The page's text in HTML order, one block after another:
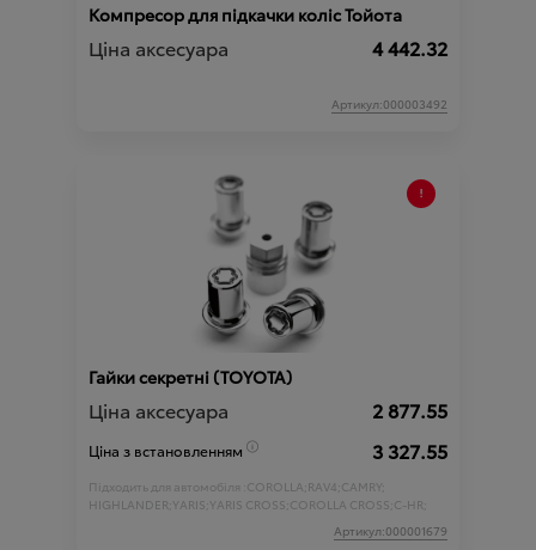
Компресор для підкачки коліс Тойота
Ціна аксесуара 4 442.32
Артикул:000003492
Гайки секретні (ТOYOTA)
Ціна аксесуара 2 877.55
Ціна з встановленням 3 327.55
Підходить для автомобіля :COROLLA;RAV4;CAMRY;
HIGHLANDER;YARIS;YARIS CROSS;COROLLA CROSS;C-HR;
Артикул:000001679